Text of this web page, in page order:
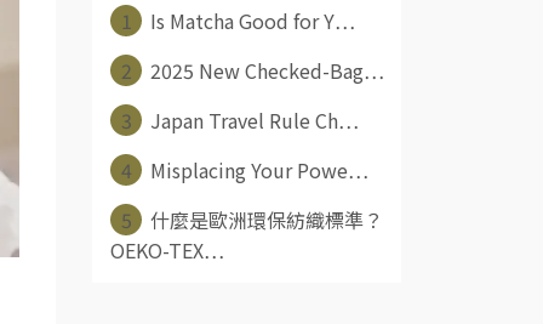
1
Is Matcha Good for Y⋯
2
2025 New Checked-Bag⋯
3
Japan Travel Rule Ch⋯
4
Misplacing Your Powe⋯
5
什麼是歐洲環保紡織標準？
OEKO-TEX⋯